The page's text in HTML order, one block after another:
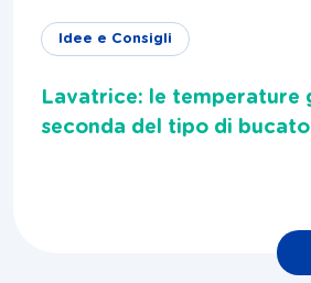
Idee e Consigli
Lavatrice: le temperature
seconda del tipo di bucato